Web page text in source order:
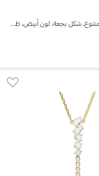
شكل بجعة، قطع متنوع، شكل بجعة، لون أبيض، طلاء روديوم